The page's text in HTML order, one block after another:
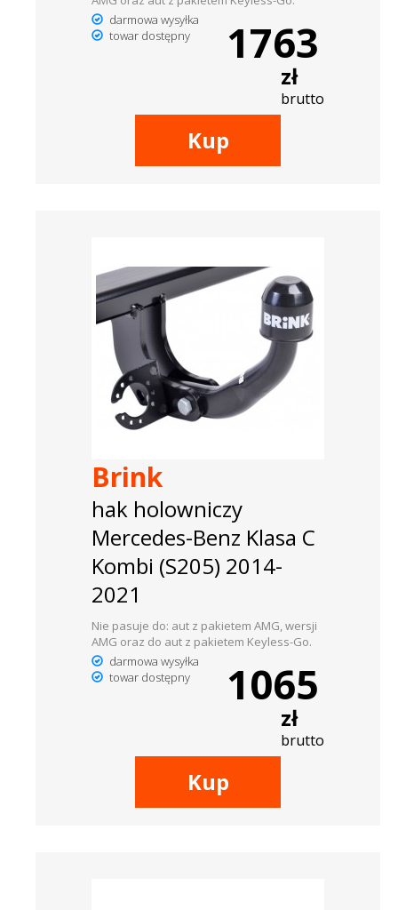
darmowa wysyłka
towar dostępny
1763
zł
brutto
Kup
Brink
hak holowniczy
Mercedes-Benz Klasa C
Kombi (S205) 2014-
2021
Nie pasuje do: aut z pakietem AMG, wersji
AMG oraz do aut z pakietem Keyless-Go.
darmowa wysyłka
towar dostępny
1065
zł
brutto
Kup